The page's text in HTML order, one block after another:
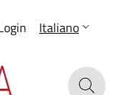
Italiano